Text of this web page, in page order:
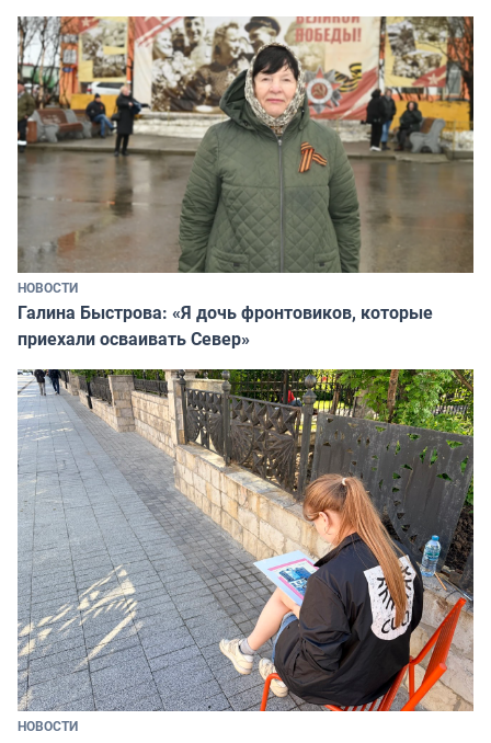
НОВОСТИ
Галина Быстрова: «Я дочь фронтовиков, которые
приехали осваивать Север»
НОВОСТИ